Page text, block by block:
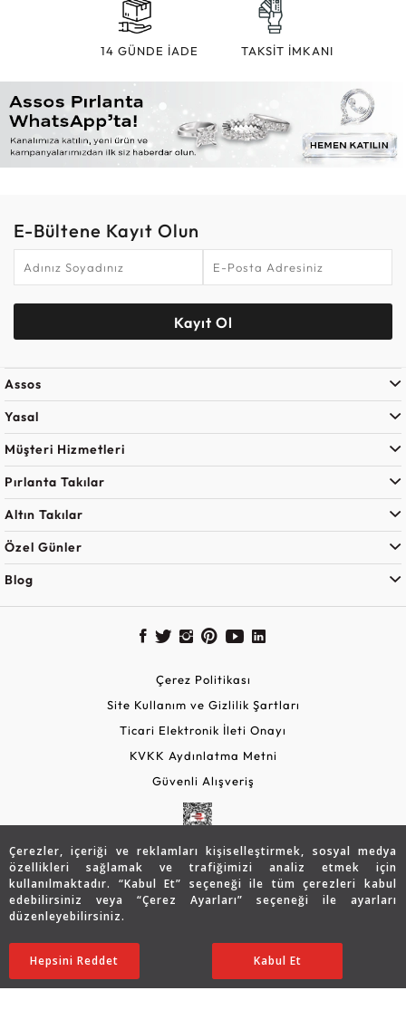
Çerezler, içeriği ve reklamları kişiselleştirmek, sosyal medya
özellikleri sağlamak ve trafiğimizi analiz etmek için
kullanılmaktadır. “Kabul Et” seçeneği ile tüm çerezleri kabul
edebilirsiniz veya “Çerez Ayarları” seçeneği ile ayarları
düzenleyebilirsiniz.
Ayarları Düzenle
Hepsini Reddet Kabul Et
12.346 TL
9.877 TL SATIN ALIN
14 GÜNDE İADE TAKSİT İMKANI
E-Bültene Kayıt Olun
Kayıt Ol
Assos
Yasal
Müşteri Hizmetleri
Pırlanta Takılar
Altın Takılar
Özel Günler
Blog
Çerez Politikası
Site Kullanım ve Gizlilik Şartları
Ticari Elektronik İleti Onayı
KVKK Aydınlatma Metni
Güvenli Alışveriş
Copyright © 2026 Assos Pırlanta - Bu sitenin tüm hakları